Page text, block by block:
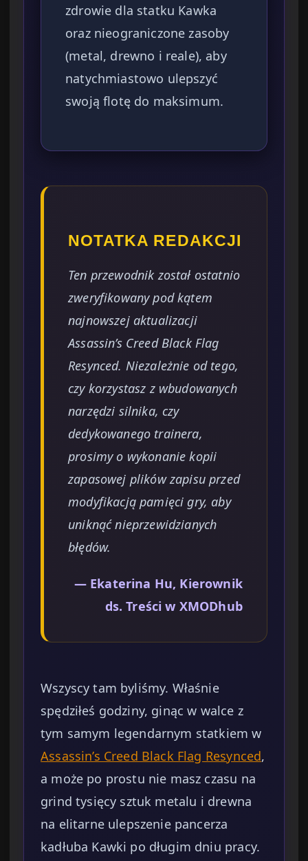
zdrowie dla statku Kawka
oraz nieograniczone zasoby
(metal, drewno i reale), aby
natychmiastowo ulepszyć
swoją flotę do maksimum.
NOTATKA REDAKCJI
Ten przewodnik został ostatnio
zweryfikowany pod kątem
najnowszej aktualizacji
Assassin’s Creed Black Flag
Resynced. Niezależnie od tego,
czy korzystasz z wbudowanych
narzędzi silnika, czy
dedykowanego trainera,
prosimy o wykonanie kopii
zapasowej plików zapisu przed
modyfikacją pamięci gry, aby
uniknąć nieprzewidzianych
błędów.
— Ekaterina Hu, Kierownik
ds. Treści w XMODhub
Wszyscy tam byliśmy. Właśnie
spędziłeś godziny, ginąc w walce z
tym samym legendarnym statkiem w
Assassin’s Creed Black Flag Resynced,
a może po prostu nie masz czasu na
grind tysięcy sztuk metalu i drewna
na elitarne ulepszenie pancerza
kadłuba Kawki po długim dniu pracy.